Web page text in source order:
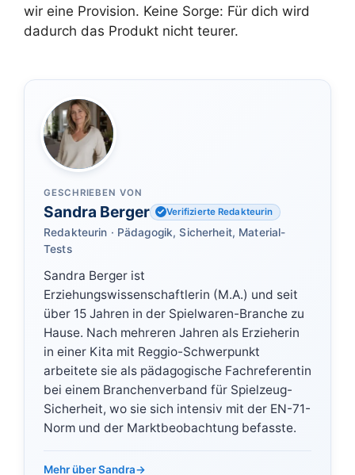
wir eine Provision. Keine Sorge: Für dich wird
dadurch das Produkt nicht teurer.
GESCHRIEBEN VON
Sandra Berger Verifizierte Redakteurin
Redakteurin · Pädagogik, Sicherheit, Material-
Tests
Sandra Berger ist
Erziehungswissenschaftlerin (M.A.) und seit
über 15 Jahren in der Spielwaren-Branche zu
Hause. Nach mehreren Jahren als Erzieherin
in einer Kita mit Reggio-Schwerpunkt
arbeitete sie als pädagogische Fachreferentin
bei einem Branchenverband für Spielzeug-
Sicherheit, wo sie sich intensiv mit der EN-71-
Norm und der Marktbeobachtung befasste.
Mehr über Sandra→